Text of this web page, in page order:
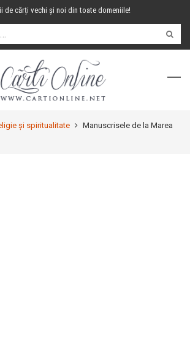
de cărți vechi și noi din toate domeniile!
și spiritualitate
Manuscrisele de la Marea